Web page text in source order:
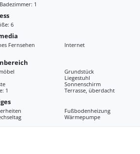
1
6
Fernsehen
Internet
Grundstück
Liegestuhl
Sonnenschirm
1
Terrasse, überdacht
Fußbodenheizung
Wärmepumpe